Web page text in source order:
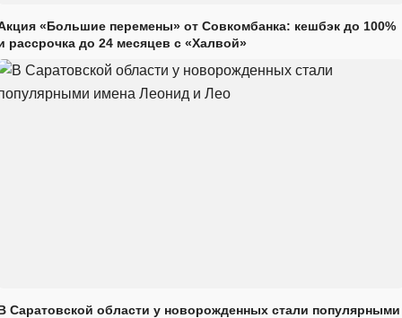
«Большие перемены» от Совкомбанка: кешбэк до 100%
рассрочка до 24 месяцев с «Халвой»
Саратовской области у новорожденных стали популярными